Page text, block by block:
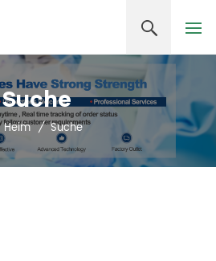
Suche
Heim / Suche